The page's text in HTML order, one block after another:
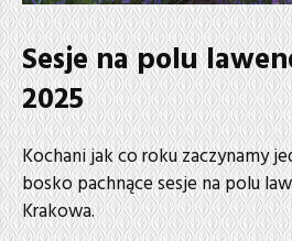
Sesje na polu
2025
Kochani jak co roku zaczynamy
bosko pachnące sesje na polu
Krakowa.